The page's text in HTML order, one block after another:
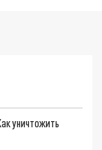
уничтожить